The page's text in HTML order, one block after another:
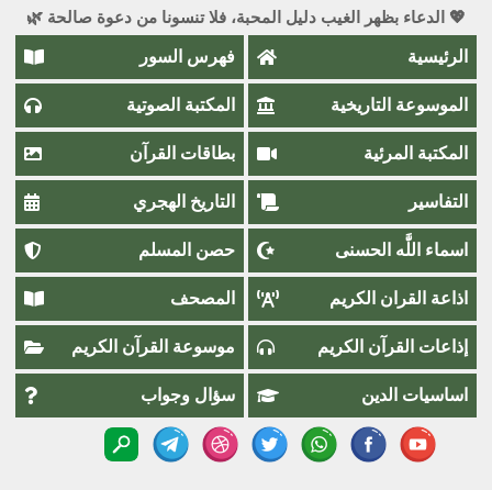
💖 الدعاء بظهر الغيب دليل المحبة، فلا تنسونا من دعوة صالحة 🌿
الرئيسية فهرس السور
الموسوعة التاريخية المكتبة الصوتية
المكتبة المرئية بطاقات القرآن
التفاسير التاريخ الهجري
اسماء اللَّٰه الحسنى حصن المسلم
اذاعة القران الكريم المصحف
إذاعات القرآن الكريم موسوعة القرآن الكريم
اساسيات الدين سؤال وجواب